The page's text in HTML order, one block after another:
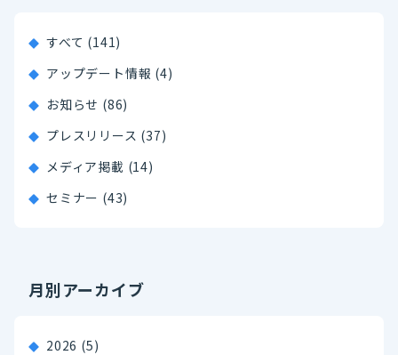
すべて (141)
アップデート情報 (4)
お知らせ (86)
プレスリリース (37)
メディア掲載 (14)
セミナー (43)
月別アーカイブ
2026 (5)